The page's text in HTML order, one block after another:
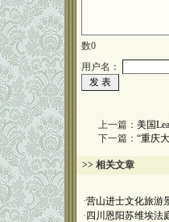
数0
用户名：
上一篇： 美国
下一篇： “重庆
>> 相关文章
·营山进士文化旅游
· 四川恩阳苏维埃法